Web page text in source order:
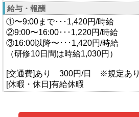
給与・報酬
①〜9:00まで･･･1,420円/時給
②9:00〜16:00･･･1,220円/時給
③16:00以降〜･･･1,420円/時給
（研修10日間は時給1,030円）
[交通費]あり 300円/日 ※規定あり
[休暇・休日]有給休暇